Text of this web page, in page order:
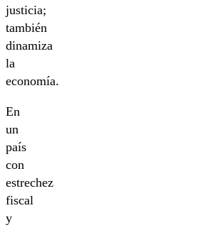
justicia;
también
dinamiza
la
economía.
En
un
país
con
estrechez
fiscal
y